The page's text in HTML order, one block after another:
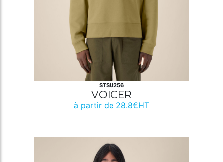
STSU256
VOICER
à partir de 28.8€HT